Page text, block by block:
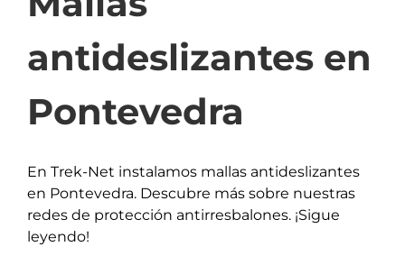
antideslizantes en
Pontevedra
En Trek-Net instalamos mallas antideslizantes
en Pontevedra. Descubre más sobre nuestras
redes de protección antirresbalones. ¡Sigue
leyendo!